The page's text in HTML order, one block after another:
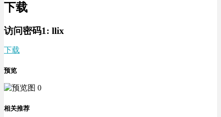
下载
访问密码1: llix
下载
预览
相关推荐